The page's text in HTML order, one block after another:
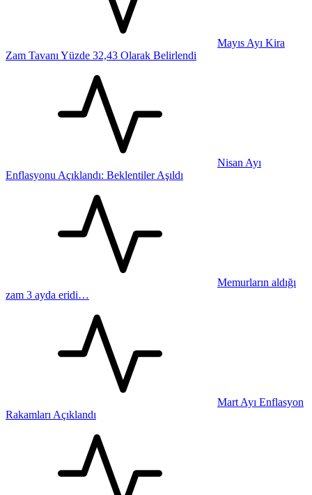
Mayıs Ayı Kira
Zam Tavanı Yüzde 32,43 Olarak Belirlendi
Nisan Ayı
Enflasyonu Açıklandı: Beklentiler Aşıldı
Memurların aldığı
zam 3 ayda eridi…
Mart Ayı Enflasyon
Rakamları Açıklandı